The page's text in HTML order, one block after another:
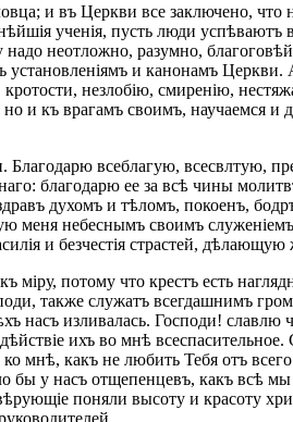
и въ Церкви все заключено, что
ученія, пусть люди успѣваютъ
неотложно, разумно,
установленіямъ и канонамъ Церкви.
незлобію, смиренію,
и къ врагамъ своимъ, научаемся и
Благодарю всеблагую, всесвлтую,
благодарю ее за всѣ чины
духомъ и тѣломъ, покоенъ,
меня небеснымъ своимъ
и безчестія страстей,
потому что крестъ есть
также служатъ всегдашнимъ
насъ изливалась. Господи! славлю
ихъ во мнѣ всеспасительное.
какъ не любить Тебя отъ всего
бы у насъ отщепенцевъ, какъ всѣ
поняли высоту и красоту